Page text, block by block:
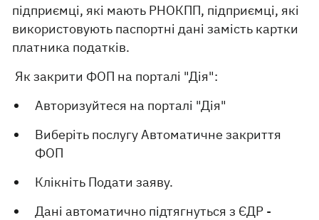
підприємці, які мають РНОКПП, підприємці, які
використовують паспортні дані замість картки
платника податків.
Як закрити ФОП на порталі "Дія":
Авторизуйтеся на порталі "Дія"
Виберіть послугу Автоматичне закриття
ФОП
Клікніть Подати заяву.
Дані автоматично підтягнуться з ЄДР -